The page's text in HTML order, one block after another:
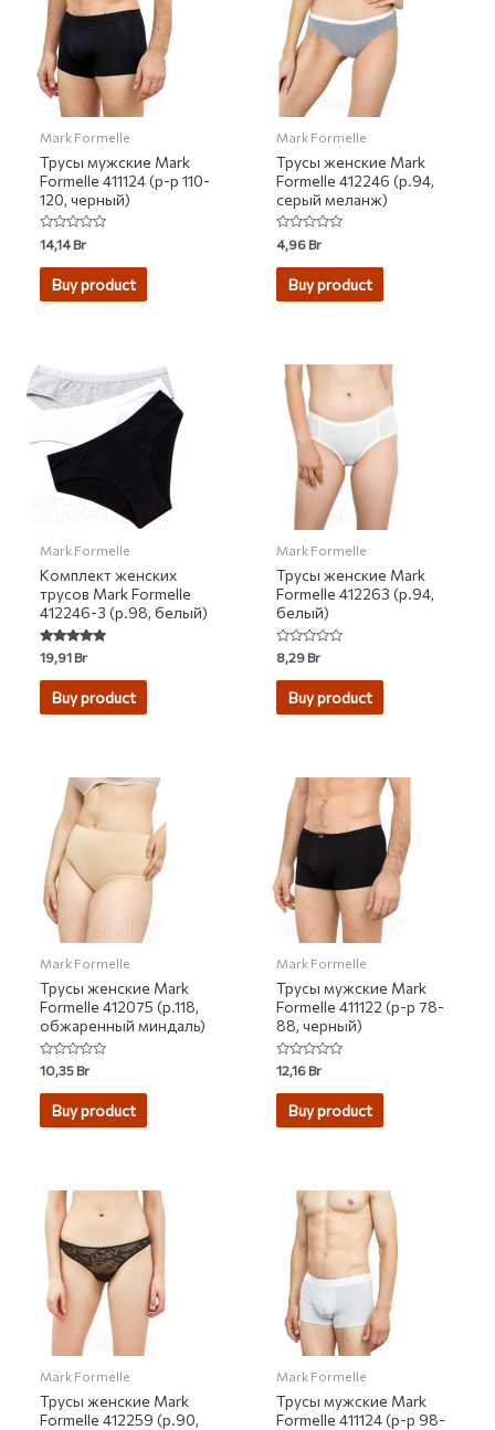
Mark Formelle
Трусы мужские Mark
Formelle 411124 (р-р 110-
120, черный)
Rated
0
out
14,14Br
Buy product
Mark Formelle
Трусы женские Mark
Formelle 412246 (р.94,
серый меланж)
Rated
0
out
4,96Br
Buy product
Mark Formelle
Комплект женских
трусов Mark Formelle
412246-3 (р.98, белый)
Rated
5.00
out of 5
19,91Br
Buy product
Mark Formelle
Трусы женские Mark
Formelle 412263 (р.94,
белый)
Rated
0
out
8,29Br
Buy product
Mark Formelle
Трусы женские Mark
Formelle 412075 (р.118,
обжаренный миндаль)
Rated
0
out
10,35Br
Buy product
Mark Formelle
Трусы мужские Mark
Formelle 411122 (р-р 78-
88, черный)
Rated
0
out
12,16Br
Buy product
Mark Formelle
Трусы женские Mark
Formelle 412259 (р.90,
Mark Formelle
Трусы мужские Mark
Formelle 411124 (р-р 98-